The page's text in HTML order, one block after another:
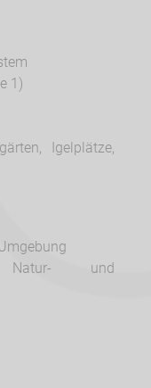
1)
Igelplätze,
Natur- und